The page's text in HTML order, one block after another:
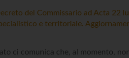
del Commissario ad Acta 22
e territoriale.
ci comunica che, al momento,